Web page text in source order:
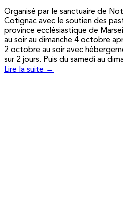
Organisé par le sanctuaire de
Cotignac avec le soutien des
province ecclésiastique de
au soir au dimanche 4 octobre
2 octobre au soir avec
sur 2 jours. Puis du samedi au
Lire la suite →